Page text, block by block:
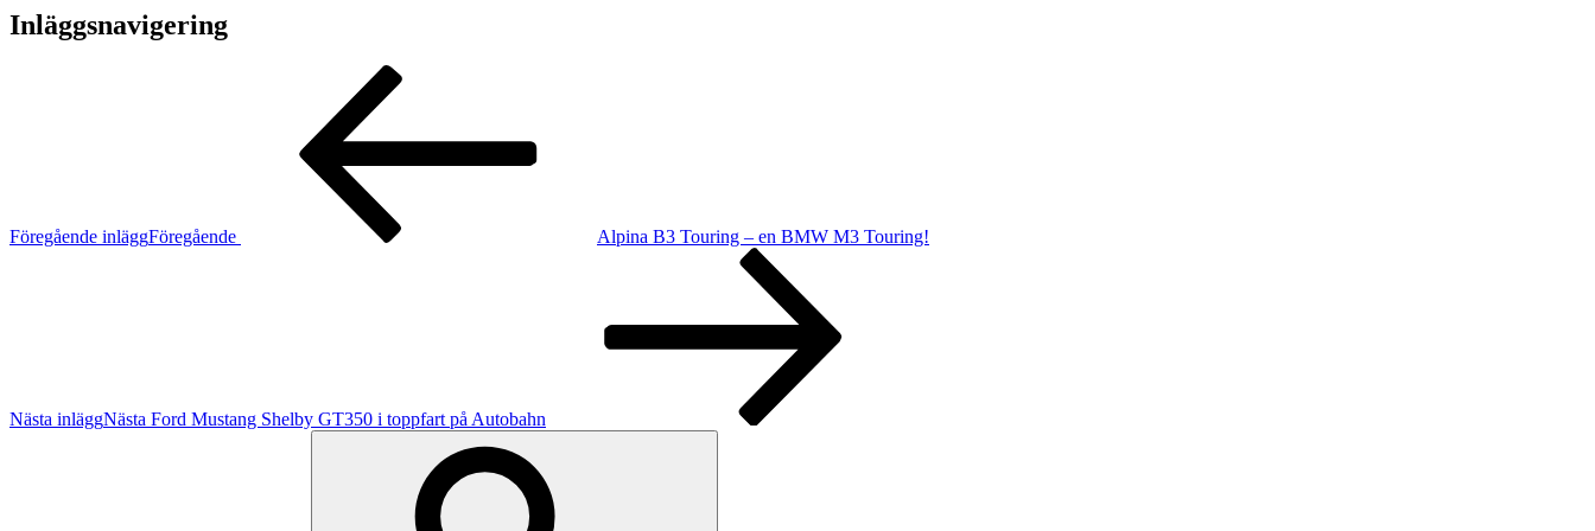
Inläggsnavigering
Föregående inläggFöregående Alpina B3 Touring – en BMW M3 Touring!
Nästa inläggNästa Ford Mustang Shelby GT350 i toppfart på Autobahn